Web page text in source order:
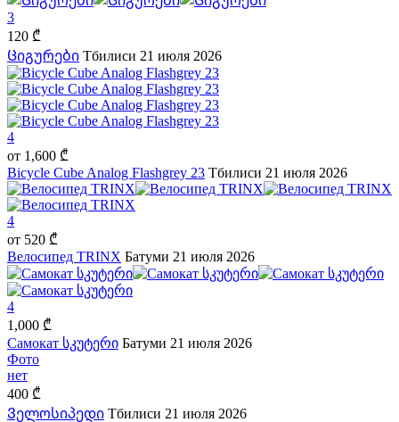
3
120 ₾
Ციგურები Тбилиси 21 июля 2026
4
от 1,600 ₾
Bicycle Cube Analog Flashgrey 23 Тбилиси 21 июля 2026
4
от 520 ₾
Велосипед TRINX Батуми 21 июля 2026
4
1,000 ₾
Самокат სკუტერი Батуми 21 июля 2026
Фото
нет
400 ₾
Ველოსიპედი Тбилиси 21 июля 2026